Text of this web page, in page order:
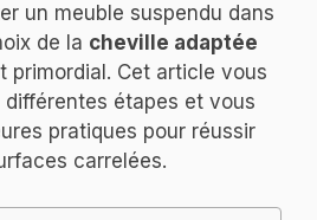
un meuble suspendu dans
de la cheville adaptée
primordial. Cet article vous
étapes et vous
pratiques pour réussir
carrelées.